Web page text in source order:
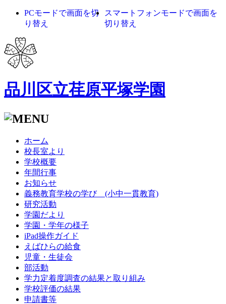
PCモードで画面を切
り替え
スマートフォンモードで画面を
切り替え
品川区立荏原平塚学園
ホーム
校長室より
学校概要
年間行事
お知らせ
義務教育学校の学び (小中一貫教育)
研究活動
学園だより
学園・学年の様子
iPad操作ガイド
えばひらの給食
児童・生徒会
部活動
学力定着度調査の結果と取り組み
学校評価の結果
申請書等